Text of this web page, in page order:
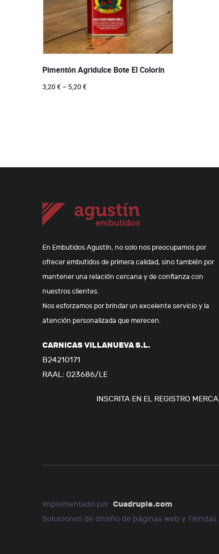
Pimentón Agridulce Bote El Colorín
3,20 € – 5,20 €
En Embutidos Agustín, no solo nos preocupamos por
ofrecer embutidos de primera calidad, sino también por
mantener una relación cercana y de confianza con
nuestros clientes.
Nos esforzamos por brindar un excelente servicio y la
atención personalizada que merecen.
CARNICAS VILLANUEVA S.L.
B24210171
RAAL: 023686/LE
INSCRITA EN EL REGISTRO
Implementado por Cuadruple.com.
Soluciones de diseño de páginas web y Tiendas